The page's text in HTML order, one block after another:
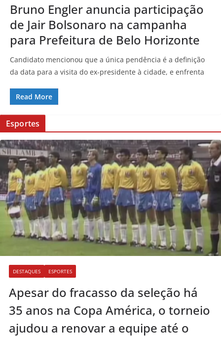
Bruno Engler anuncia participação
de Jair Bolsonaro na campanha
para Prefeitura de Belo Horizonte
Candidato mencionou que a única pendência é a definição
da data para a visita do ex-presidente à cidade, e enfrenta
Read More
Esportes
DESTAQUES ESPORTES
Apesar do fracasso da seleção há
35 anos na Copa América, o torneio
ajudou a renovar a equipe até o